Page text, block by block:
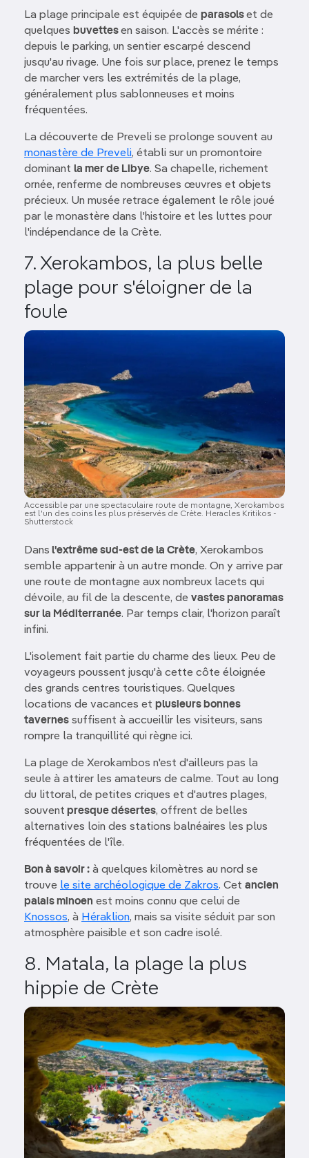
La plage principale est équipée de parasolset de
quelques buvettesen saison. L'accès se mérite :
depuis le parking, un sentier escarpé descend
jusqu'au rivage. Une fois sur place, prenez le temps
de marcher vers les extrémités de la plage,
généralement plus sablonneuses et moins
fréquentées.
La découverte de Preveli se prolonge souvent au
monastère de Preveli, établi sur un promontoire
dominant la mer de Libye. Sa chapelle, richement
ornée, renferme de nombreuses œuvres et objets
précieux. Un musée retrace également le rôle joué
par le monastère dans l'histoire et les luttes pour
l'indépendance de la Crète.
7. Xerokambos, la plus belle
plage pour s'éloigner de la
foule
Image
Accessible par une spectaculaire route de montagne, Xerokambos
est l'un des coins les plus préservés de Crète. Heracles Kritikos -
Shutterstock
Dans l'extrême sud-est de la Crète, Xerokambos
semble appartenir à un autre monde. On y arrive par
une route de montagne aux nombreux lacets qui
dévoile, au fil de la descente, de vastes panoramas
sur la Méditerranée. Par temps clair, l'horizon paraît
infini.
L'isolement fait partie du charme des lieux. Peu de
voyageurs poussent jusqu'à cette côte éloignée
des grands centres touristiques. Quelques
locations de vacances et plusieurs bonnes
tavernes suffisent à accueillir les visiteurs, sans
rompre la tranquillité qui règne ici.
La plage de Xerokambos n'est d'ailleurs pas la
seule à attirer les amateurs de calme. Tout au long
du littoral, de petites criques et d'autres plages,
souvent presque désertes, offrent de belles
alternatives loin des stations balnéaires les plus
fréquentées de l'île.
Bon à savoir : à quelques kilomètres au nord se
trouve le site archéologique de Zakros. Cet ancien
palais minoen est moins connu que celui de
Knossos, à Héraklion, mais sa visite séduit par son
atmosphère paisible et son cadre isolé.
8. Matala, la plage la plus
hippie de Crète
Image